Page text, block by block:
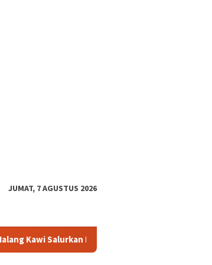
JUMAT, 7 AGUSTUS 2026
Bantuan TJSL Rp642 Juta, Pendidikan dan